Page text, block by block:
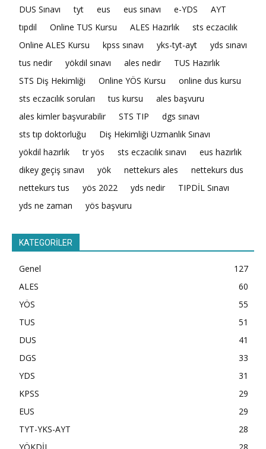
DUS Sınavı
tyt eus eus sınavı e-YDS
AYT
tıpdil
Online TUS Kursu ALES Hazırlık
sts eczacılık
Online ALES Kursu
kpss sınavı yks-tyt-ayt
yds sınavı
tus nedir
yökdil sınavı ales nedir
TUS Hazırlık
STS Diş Hekimliği
Online YÖS Kursu
online dus kursu
sts eczacılık soruları
tus kursu
ales başvuru
ales kimler başvurabilir
STS TIP
dgs sınavı
sts tıp doktorluğu
Diş Hekimliği Uzmanlık Sınavı
yökdil hazırlık
tr yös sts eczacılık sınavı
eus hazırlık
dikey geçiş sınavı
yök nettekurs ales
nettekurs dus
nettekurs tus
yös 2022 yds nedir
TIPDİL Sınavı
yds ne zaman
yös başvuru
KATEGORİLER
Genel
127
ALES
60
YÖS
55
TUS
51
DUS
41
DGS
33
YDS
31
KPSS
29
EUS
29
TYT-YKS-AYT
28
YÖKDİL
28